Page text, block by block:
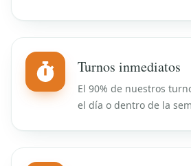
Turnos inmediatos
El 90% de nuestros
el día o dentro de la